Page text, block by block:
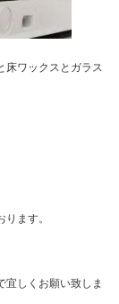
床ワックスとガラス
ます。
宜しくお願い致しま